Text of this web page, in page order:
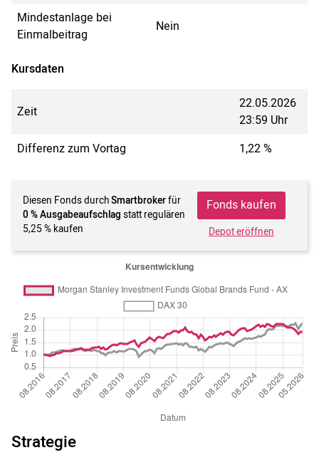
Mindestanlage bei
Einmalbeitrag
Nein
Kursdaten
Zeit
22.05.2026
23:59 Uhr
Differenz zum Vortag
1,22 %
Diesen Fonds durchSmartbrokerfür
0 % Ausgabeaufschlag statt regulären
5,25 % kaufen
Fonds kaufen
Depot eröffnen
Strategie